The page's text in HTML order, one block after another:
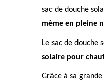
sac de douche
même en pleine
Le sac de douche
solaire pour
Grâce à sa